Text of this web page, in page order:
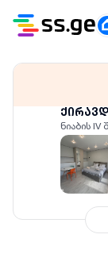
ნიაბის IV